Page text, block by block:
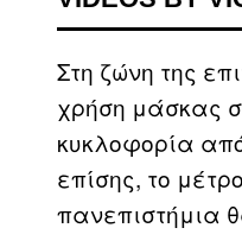
Στη ζώνη της
χρήση μάσκας
κυκλοφορία
επίσης, το
πανεπιστήμια